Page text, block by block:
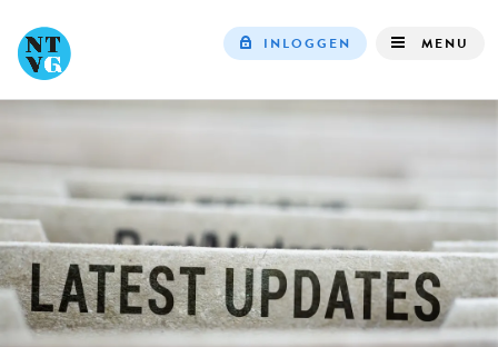
navigation
INLOGGEN MENU